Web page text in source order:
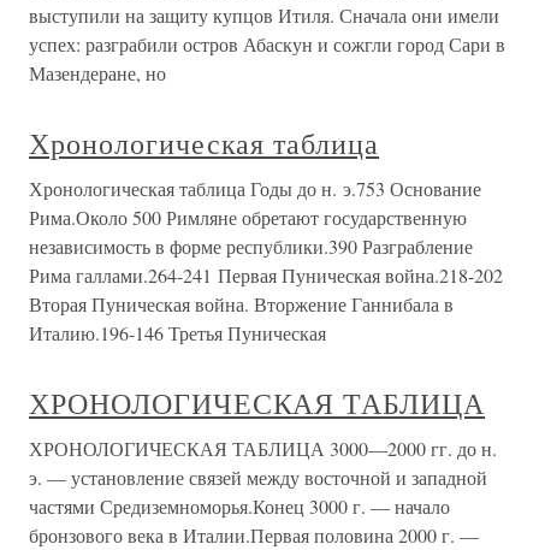
выступили на защиту купцов Итиля. Сначала они имели
успех: разграбили остров Абаскун и сожгли город Сари в
Мазендеране, но
Хронологическая таблица
Хронологическая таблица Годы до н. э.753 Основание
Рима.Около 500 Римляне обретают государственную
независимость в форме республики.390 Разграбление
Рима галлами.264-241 Первая Пуническая война.218-202
Вторая Пуническая война. Вторжение Ганнибала в
Италию.196-146 Третья Пуническая
ХРОНОЛОГИЧЕСКАЯ ТАБЛИЦА
ХРОНОЛОГИЧЕСКАЯ ТАБЛИЦА 3000—2000 гг. до н.
э. — установле­ние связей между восточной и за­падной
частями Средиземноморья.Конец 3000 г. — начало
бронзового века в Италии.Первая половина 2000 г. —